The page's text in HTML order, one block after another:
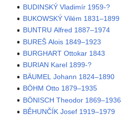
BUDINSKÝ Vladimír 1959-?
BUKOWSKÝ Vilém 1831–1899
BUNTRU Alfred 1887–1974
BUREŠ Alois 1849–1923
BURGHART Ottokar 1843
BURIAN Karel 1899-?
BÄUMEL Johann 1824–1890
BÖHM Otto 1879–1935
BÖNISCH Theodor 1869–1936
BĚHUNČÍK Josef 1919–1979